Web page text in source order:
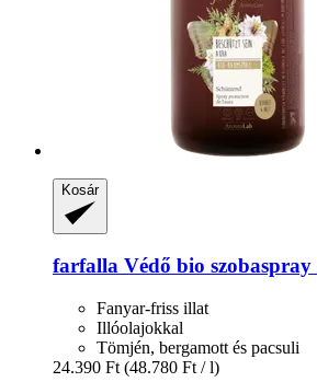
Kosár
farfalla Védő bio
Fanyar-friss illat
Illóolajokkal
Tömjén, bergamott és pacsuli
24.390 Ft (48.780 Ft / l)